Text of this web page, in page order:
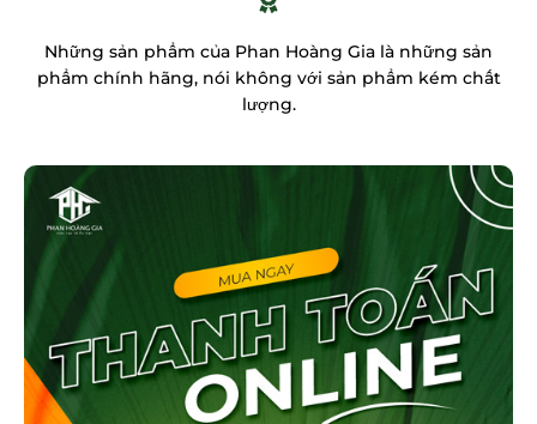
Những sản phẩm của Phan Hoàng Gia là những sản
phẩm chính hãng, nói không với sản phẩm kém chất
lượng.